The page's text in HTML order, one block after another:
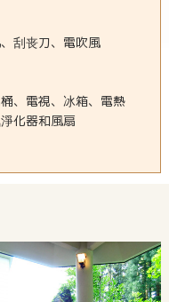
刮丧刀、電吹風
、電視、冰箱、電熱
化器和風扇